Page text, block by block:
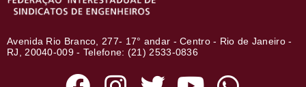
Avenida Rio Branco, 277- 17° andar - Centro - Rio de Janeiro -
RJ, 20040-009 - Telefone: (21) 2533-0836